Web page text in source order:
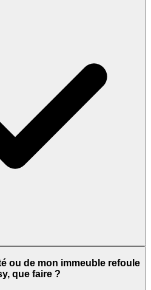
ou de mon immeuble refoule
que faire ?